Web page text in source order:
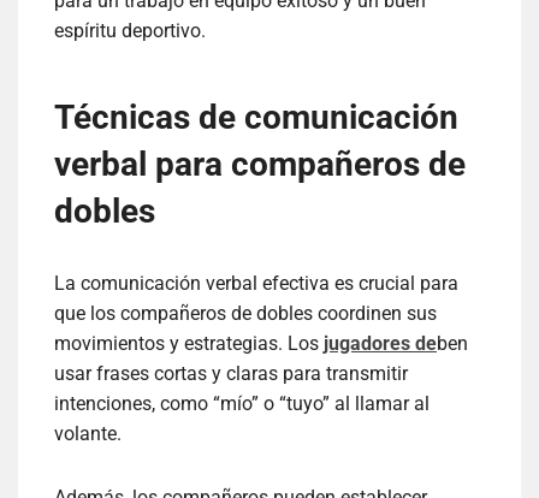
espíritu deportivo.
Técnicas de comunicación
verbal para compañeros de
dobles
La comunicación verbal efectiva es crucial para
que los compañeros de dobles coordinen sus
movimientos y estrategias. Los jugadores deben
usar frases cortas y claras para transmitir
intenciones, como “mío” o “tuyo” al llamar al
volante.